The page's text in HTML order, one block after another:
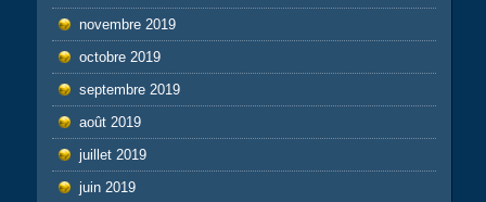
novembre 2019
octobre 2019
septembre 2019
août 2019
juillet 2019
juin 2019